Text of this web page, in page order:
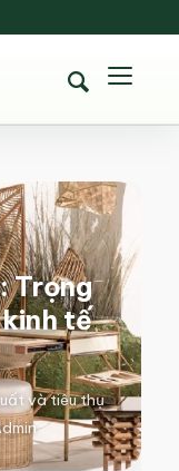
Trọng
tế
và tiêu thụ